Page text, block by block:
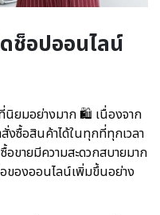
อปออนไลน์
นิยมอย่างมาก 🛍️ เนื่องจาก
สั่งซื้อสินค้าได้ในทุกที่ทุกเวลา
อขายมีความสะดวกสบายมาก
ของออนไลน์เพิ่มขึ้นอย่าง